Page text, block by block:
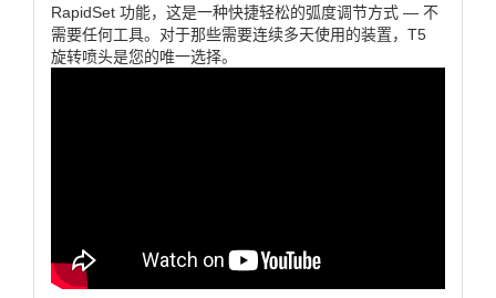
RapidSet 功能，这是一种快捷轻松的弧度调节方式 — 不
需要任何工具。对于那些需要连续多天使用的装置，T5
旋转喷头是您的唯一选择。